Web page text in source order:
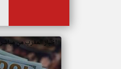
اخبار المغرب من مباشر